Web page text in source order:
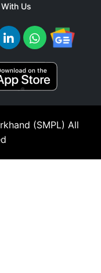
Us
(SMPL) All